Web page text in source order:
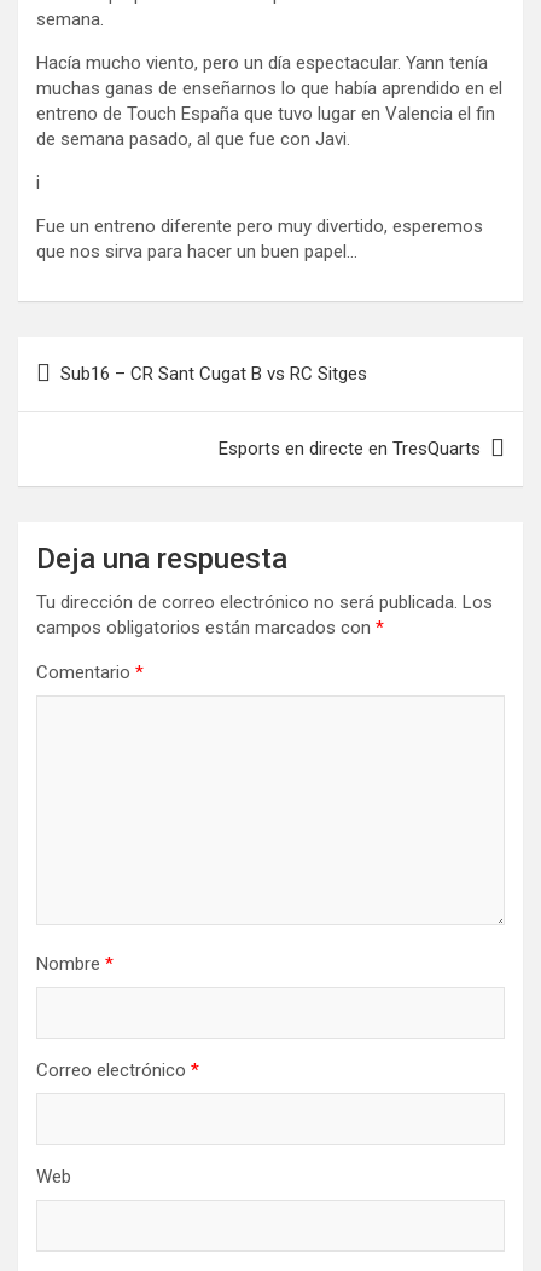
semana.
Hacía mucho viento, pero un día espectacular. Yann tenía
muchas ganas de enseñarnos lo que había aprendido en el
entreno de Touch España que tuvo lugar en Valencia el fin
de semana pasado, al que fue con Javi.
i
Fue un entreno diferente pero muy divertido, esperemos
que nos sirva para hacer un buen papel…
Sub16 – CR Sant Cugat B vs RC Sitges
Esports en directe en TresQuarts
Deja una respuesta
Tu dirección de correo electrónico no será publicada. Los
campos obligatorios están marcados con *
Comentario *
Nombre *
Correo electrónico *
Web